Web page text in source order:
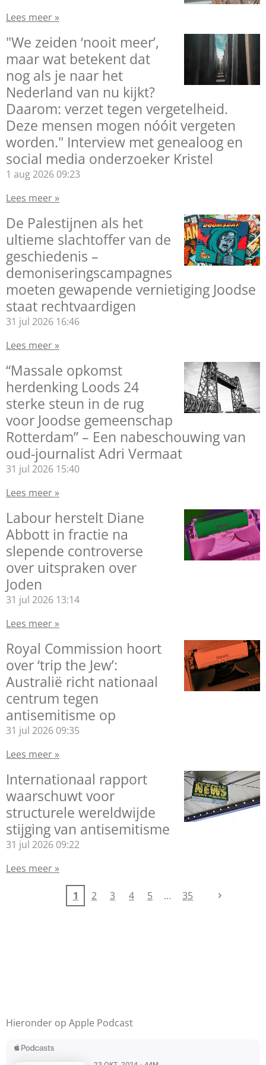
Lees meer »
"We zeiden ‘nooit meer’,
maar wat betekent dat
nog als je naar het
Nederland van nu kijkt?
Daarom: verzet tegen vergetelheid.
Deze mensen mogen nóóit vergeten
worden." Interview met genealoog en
social media onderzoeker Kristel
1 aug 2026 09:23
Lees meer »
De Palestijnen als het
ultieme slachtoffer van de
geschiedenis –
demoniseringscampagnes
moeten gewapende vernietiging Joodse
staat rechtvaardigen
31 jul 2026 16:46
Lees meer »
“Massale opkomst
herdenking Loods 24
sterke steun in de rug
voor Joodse gemeenschap
Rotterdam” – Een nabeschouwing van
oud-journalist Adri Vermaat
31 jul 2026 15:40
Lees meer »
Labour herstelt Diane
Abbott in fractie na
slepende controverse
over uitspraken over
Joden
31 jul 2026 13:14
Lees meer »
Royal Commission hoort
over ‘trip the Jew’:
Australië richt nationaal
centrum tegen
antisemitisme op
31 jul 2026 09:35
Lees meer »
Internationaal rapport
waarschuwt voor
structurele wereldwijde
stijging van antisemitisme
31 jul 2026 09:22
Lees meer »
1 2 3 4 5 35
Hieronder op Apple Podcast